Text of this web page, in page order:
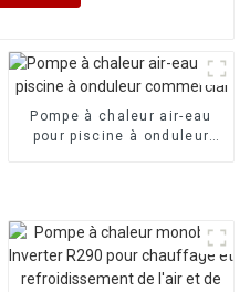
Pompe à chaleur air-eau
pour piscine à onduleur